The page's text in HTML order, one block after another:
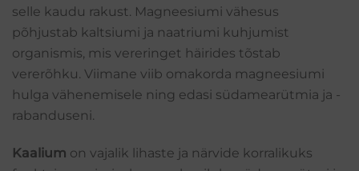
selle kaudu rakust. Magneesiumi vähesus
põhjustab kaltsiumi ja naatriumi kuhjumist
organismis, mis vereringet häirides tõstab
vererõhku. Viimane viib omakorda magneesiumi
hulga vähenemisele ning edasi südamearütmia ja -
rabanduseni.
Kaalium on vajalik lihaste ja närvide korralikuks